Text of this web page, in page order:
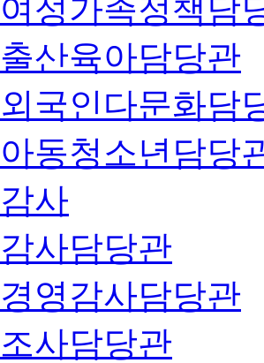
여성가족정책담
출산육아담당관
외국인다문화담
아동청소년담당
감사
감사담당관
경영감사담당관
조사담당관